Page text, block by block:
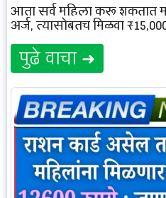
आता सर्व महिला करू शकतात
अर्ज, त्यासोबतच मिळवा
पुढे वाचा ➜